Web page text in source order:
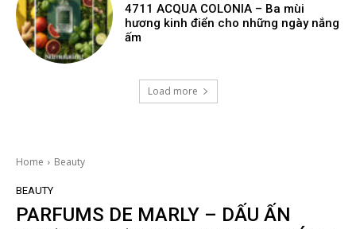
4711 ACQUA COLONIA – Ba mùi
hương kinh điển cho những ngày nắng
ấm
Load more